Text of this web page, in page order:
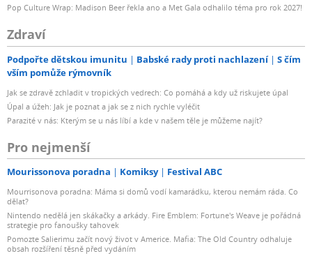
Pop Culture Wrap: Madison Beer řekla ano a Met Gala odhalilo téma pro rok 2027!
Zdraví
Podpořte dětskou imunitu Babské rady proti nachlazení
S čím
vším pomůže rýmovník
Jak se zdravě zchladit v tropických vedrech: Co pomáhá a kdy už riskujete úpal
Úpal a úžeh: Jak je poznat a jak se z nich rychle vyléčit
Parazité v nás: Kterým se u nás líbí a kde v našem těle je můžeme najít?
Pro nejmenší
Mourissonova poradna Komiksy Festival ABC
Mourrisonova poradna: Máma si domů vodí kamarádku, kterou nemám ráda. Co
dělat?
Nintendo nedělá jen skákačky a arkády. Fire Emblem: Fortune's Weave je pořádná
strategie pro fanoušky tahovek
Pomozte Salierimu začít nový život v Americe. Mafia: The Old Country odhaluje
obsah rozšíření těsně před vydáním